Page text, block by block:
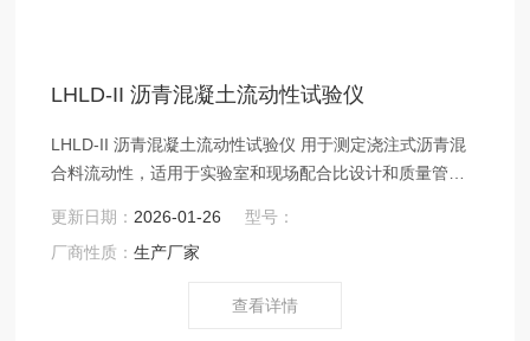
LHLD-II 沥青混凝土流动性试验仪
LHLD-II 沥青混凝土流动性试验仪 用于测定浇注式沥青混
合料流动性，适用于实验室和现场配合比设计和质量管
关规定，主要由流动性试验容器、落锤、温度计以及支架
组成。
更新日期： 2026-01-26
型号：
厂商性质：生产厂家
查看详情